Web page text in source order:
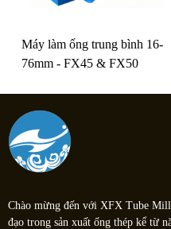
Máy làm ống trung bình 16-
76mm - FX45 & FX50
Chào mừng đến với XFX Tube
đạo trong sản xuất ống thép kể từ